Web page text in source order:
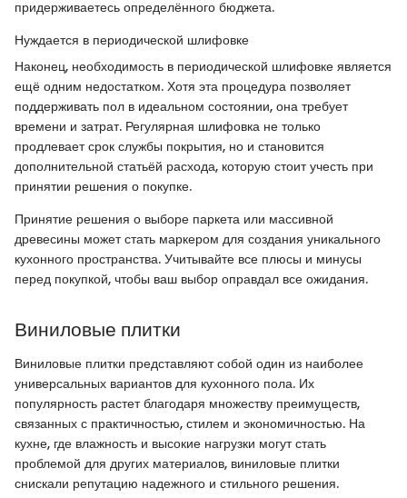
придерживаетесь определённого бюджета.
Нуждается в периодической шлифовке
Наконец, необходимость в периодической шлифовке является
ещё одним недостатком. Хотя эта процедура позволяет
поддерживать пол в идеальном состоянии, она требует
времени и затрат. Регулярная шлифовка не только
продлевает срок службы покрытия, но и становится
дополнительной статьёй расхода, которую стоит учесть при
принятии решения о покупке.
Принятие решения о выборе паркета или массивной
древесины может стать маркером для создания уникального
кухонного пространства. Учитывайте все плюсы и минусы
перед покупкой, чтобы ваш выбор оправдал все ожидания.
Виниловые плитки
Виниловые плитки представляют собой один из наиболее
универсальных вариантов для кухонного пола. Их
популярность растет благодаря множеству преимуществ,
связанных с практичностью, стилем и экономичностью. На
кухне, где влажность и высокие нагрузки могут стать
проблемой для других материалов, виниловые плитки
снискали репутацию надежного и стильного решения.